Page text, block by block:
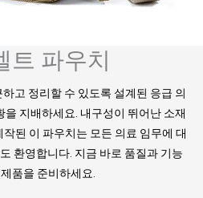
트 파우치
고 정리할 수 있도록 설계된 응급 의
을 지배하세요. 내구성이 뛰어난 소재
된 이 파우치는 모든 의료 임무에 대
환영합니다. 지금 바로 품질과 기능
품을 준비하세요.